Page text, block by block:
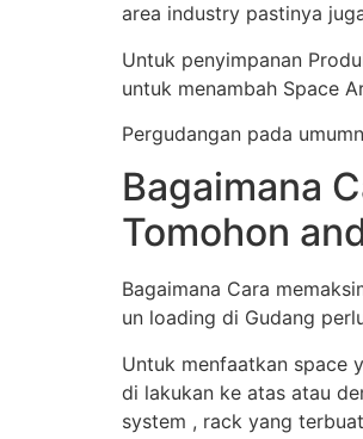
area industry pastinya
Untuk penyimpanan
untuk menambah Space
Pergudangan pada
Bagaimana
Tomohon
Bagaimana Cara
un loading di Gudang
Untuk menfaatkan space
di lakukan ke atas atau
system , rack yang